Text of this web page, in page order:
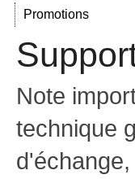
Promotions
Note
technique